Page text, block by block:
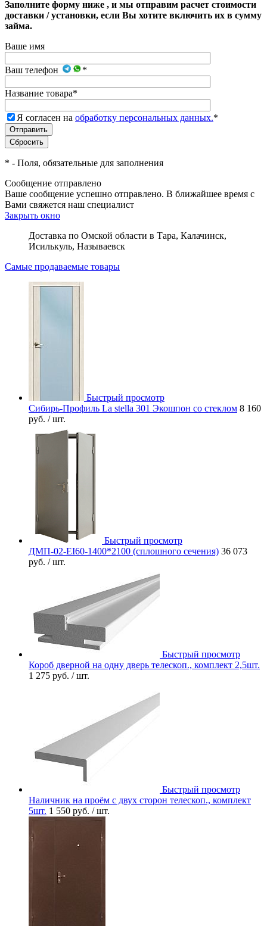
Заполните форму ниже , и мы отправим расчет стоимости
доставки / установки, если Вы хотите включить их в сумму
займа.
Ваше имя
Ваш телефон *
Название товара*
Я согласен на обработку персональных данных.*
* - Поля, обязательные для заполнения
Сообщение отправлено
Ваше сообщение успешно отправлено. В ближайшее время с
Вами свяжется наш специалист
Закрыть окно
Доставка по Омской области в Тара, Калачинск,
Исилькуль, Называевск
Самые продаваемые товары
Быстрый просмотр
Сибирь-Профиль La stella 301 Экошпон со стеклом 8 160
руб. / шт.
Быстрый просмотр
ДМП-02-EI60-1400*2100 (сплошного сечения) 36 073
руб. / шт.
Быстрый просмотр
Короб дверной на одну дверь телескоп., комплект 2,5шт.
1 275 руб. / шт.
Быстрый просмотр
Наличник на проём с двух сторон телескоп., комплект
5шт. 1 550 руб. / шт.